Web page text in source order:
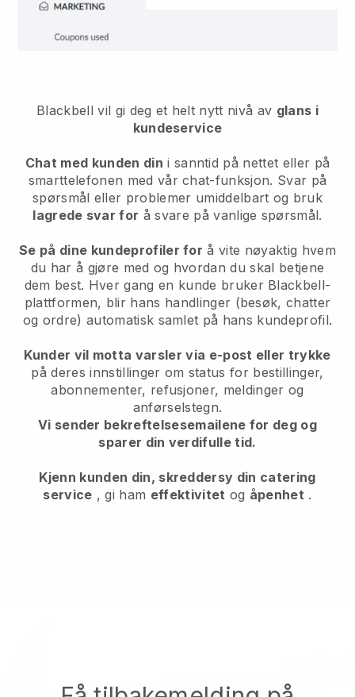
Blackbell vil gi deg et helt nytt nivå av glans i
kundeservice
Chat med kunden din i sanntid på nettet eller på
smarttelefonen med vår chat-funksjon. Svar på
spørsmål eller problemer umiddelbart og bruk
lagrede svar for å svare på vanlige spørsmål.
Se på dine kundeprofiler for å vite nøyaktig hvem
du har å gjøre med og hvordan du skal betjene
dem best. Hver gang en kunde bruker Blackbell-
plattformen, blir hans handlinger (besøk, chatter
og ordre) automatisk samlet på hans kundeprofil.
Kunder vil motta varsler via e-post eller trykke
på deres innstillinger om status for bestillinger,
abonnementer, refusjoner, meldinger og
anførselstegn.
Vi sender bekreftelsesemailene for deg og
sparer din verdifulle tid.
Kjenn kunden din, skreddersy din catering
service , gi ham effektivitet og åpenhet .